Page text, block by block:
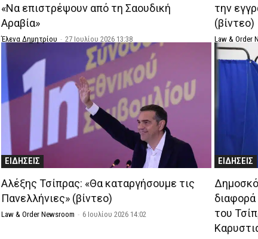
«Να επιστρέψουν από τη Σαουδική
Αραβία»
Έλενα Δημητρίου - 27 Ιουλίου 2026 13:38
την
(βίντεο)
Law & Order
ΕΙΔΗΣΕΙΣ
Αλέξης Τσίπρας: «Θα καταργήσουμε τις
Πανελλήνιες» (βίντεο)
Law & Order Newsroom - 6 Ιουλίου 2026 14:02
ΕΙΔΗΣΕΙΣ
του